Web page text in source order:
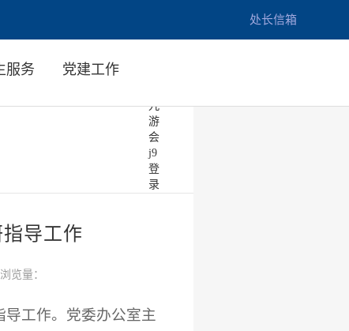
处长信箱
服务 党建工作
会
九
游
会
j9
登
录
导工作
浏览量：
工作。党委办公室主